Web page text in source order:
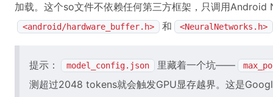
加载。这个so文件不依赖任何第三方框架，只调用Android
<android/hardware_buffer.h> 和 <NeuralNetworks.h>
提示： model_config.json 里藏着一个坑——
测超过2048 tokens就会触发GPU显存越界。这是